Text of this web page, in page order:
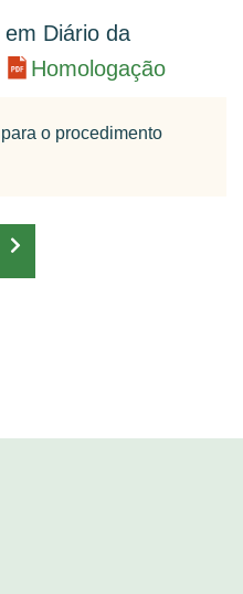
Diário da
Homologação
o procedimento